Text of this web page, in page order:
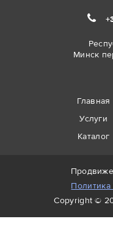
Минск
Главная
Услуги
Каталог
Copyright ©